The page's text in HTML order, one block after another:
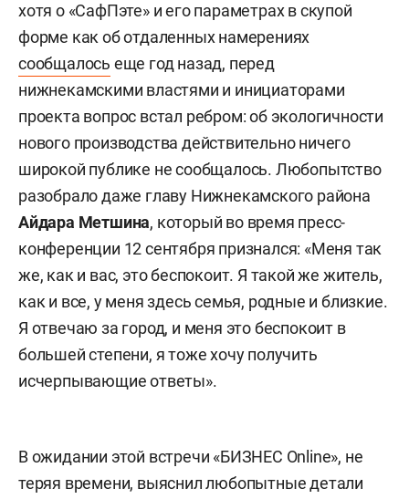
хотя о «СафПэте» и его параметрах в скупой
форме как об отдаленных намерениях
сообщалось еще год назад, перед
нижнекамскими властями и инициаторами
проекта вопрос встал ребром: об экологичности
нового производства действительно ничего
широкой публике не сообщалось. Любопытство
разобрало даже главу Нижнекамского района
Айдара Метшина, который во время пресс-
конференции 12 сентября признался: «Меня так
же, как и вас, это беспокоит. Я такой же житель,
как и все, у меня здесь семья, родные и близкие.
Я отвечаю за город, и меня это беспокоит в
большей степени, я тоже хочу получить
исчерпывающие ответы».
В ожидании этой встречи «БИЗНЕС Online», не
теряя времени, выяснил любопытные детали